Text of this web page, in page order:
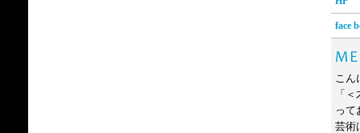
face
こん
「
って
芸術